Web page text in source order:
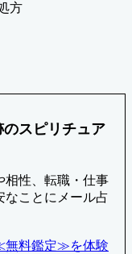
方
のスピリチュア
相性、転職・仕事
なことにメール占
無料鑑定≫を体験